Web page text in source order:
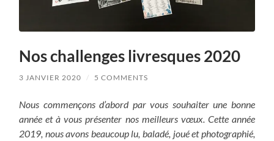
Nos challenges livresques 2020
3 JANVIER 2020 / 5 COMMENTS
Nous commençons d’abord par vous souhaiter une bonne
année et à vous présenter nos meilleurs vœux. Cette année
2019, nous avons beaucoup lu, baladé, joué et photographié,